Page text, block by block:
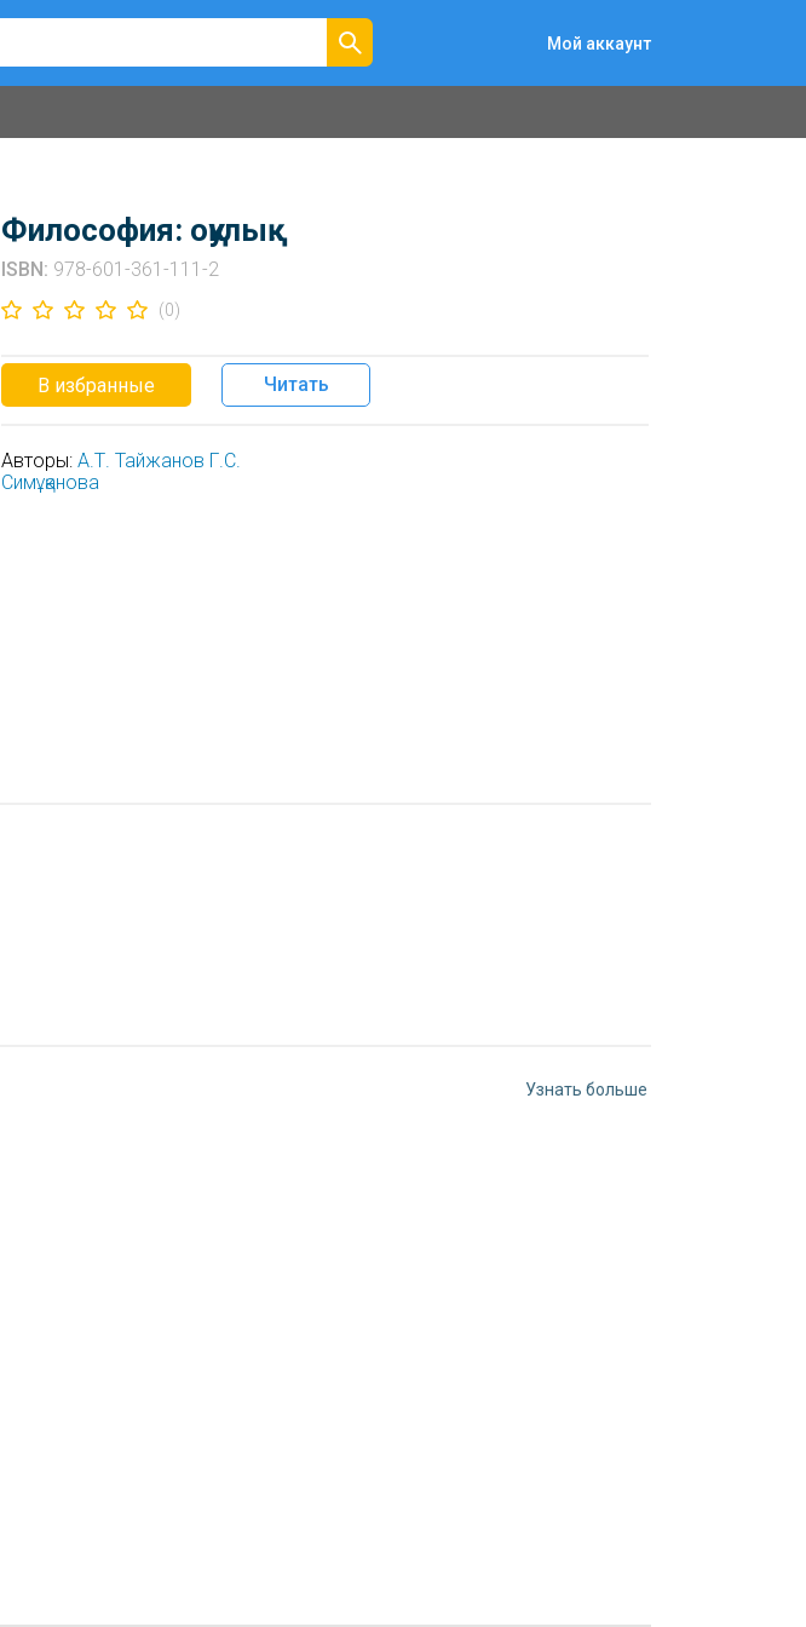
Мой аккаунт
Философия: оқулық.
ISBN: 978-601-361-111-2
(0)
В избранные Читать
Авторы: А.Т. Тайжанов Г.С.
Симұқанова
Узнать больше